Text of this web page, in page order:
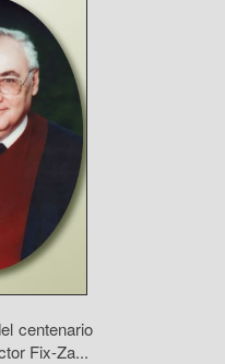
centenario
Fix-Za...